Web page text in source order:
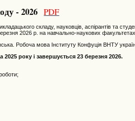
- 2026 PDF
складу, науковців, аспірантів та
2026 р. на навчально-наукових
Робоча мова Інституту Конфуція ВНТУ
року і завершується 23 березня 2026.